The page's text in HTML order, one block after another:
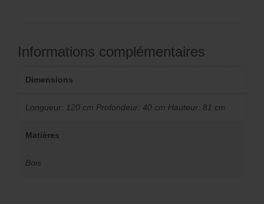
Informations complémentaires
Dimensions
Longueur: 120 cm Profondeur: 40 cm Hauteur: 81 cm
Matières
Bois